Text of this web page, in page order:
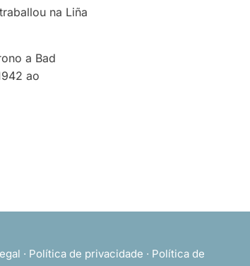
na Liña
a Bad
ao
· Política de privacidade · Política de